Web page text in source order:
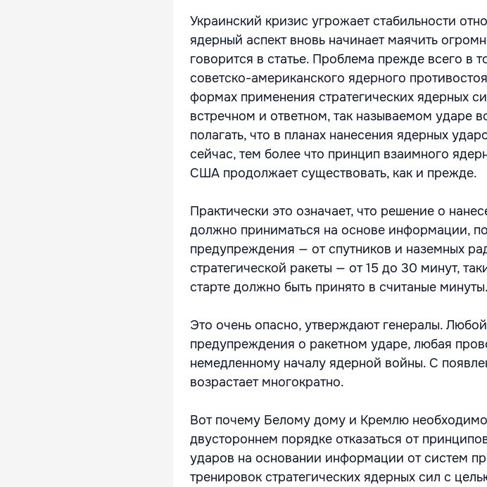
Украинский кризис угрожает стабильности
ядерный аспект вновь начинает маячить
говорится в статье. Проблема прежде всего в
советско-американского ядерного
формах применения стратегических ядерных
встречном и ответном, так называемом ударе
полагать, что в планах нанесения ядерных
сейчас, тем более что принцип взаимного
США продолжает существовать, как и прежде.
Практически это означает, что решение о
должно приниматься на основе информации,
предупреждения — от спутников и наземных
стратегической ракеты — от 15 до 30 минут,
старте должно быть принято в считаные минуты.
Это очень опасно, утверждают генералы.
предупреждения о ракетном ударе, любая
немедленному началу ядерной войны. С
возрастает многократно.
Вот почему Белому дому и Кремлю
двустороннем порядке отказаться от
ударов на основании информации от систем
тренировок стратегических ядерных сил с